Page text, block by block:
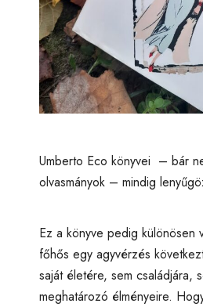
Umberto Eco könyvei – bár
olvasmányok – mindig
Ez a könyve pedig különösen
főhős egy agyvérzés
saját életére, sem családjára,
meghatározó élményeire.